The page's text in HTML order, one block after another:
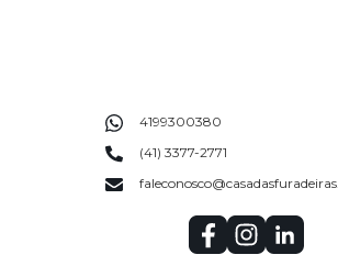
4199300380
(41) 3377-2771